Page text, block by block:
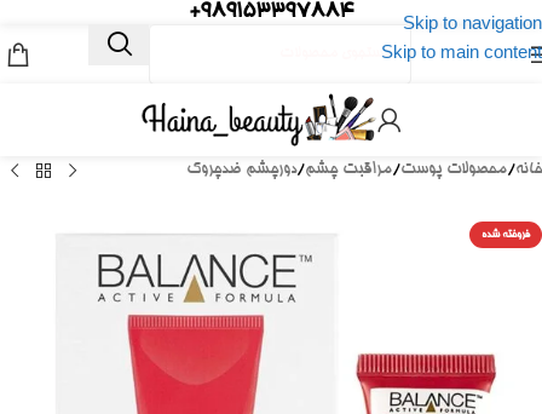
Skip to navigation
Skip to main content
989153397884+
خانه/محصولات پوست/مراقبت چشم/دورچشم ضدچروک
فروخته شده